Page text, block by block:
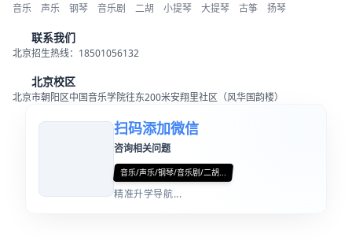
音乐 声乐 钢琴 音乐剧 二胡 小提琴 大提琴 古筝 扬琴
联系我们
北京招生热线：18501056132
北京校区
北京市朝阳区中国音乐学院往东200米安翔里社区（风华国韵楼）
扫码添加微信
咨询相关问题
音乐/声乐/钢琴/音乐剧/二胡...
精准升学导航...